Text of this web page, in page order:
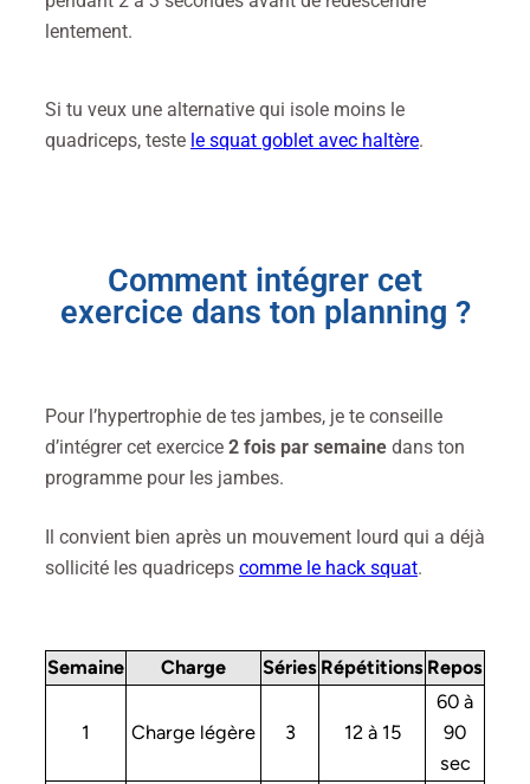
lentement.
Si tu veux une alternative qui isole moins le
quadriceps, teste le squat goblet avec haltère.
Comment intégrer cet
exercice dans ton planning ?
Pour l’hypertrophie de tes jambes, je te conseille
d’intégrer cet exercice 2 fois par semaine dans ton
programme pour les jambes.
Il convient bien après un mouvement lourd qui a déjà
sollicité les quadriceps comme le hack squat.
Semaine Charge Séries Répétitions Repos
1 Charge légère 3 12 à 15
60 à
90
sec